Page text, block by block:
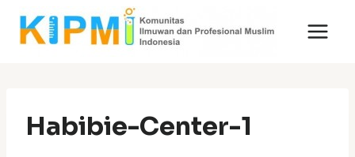
Skip
Habibie-Center-1